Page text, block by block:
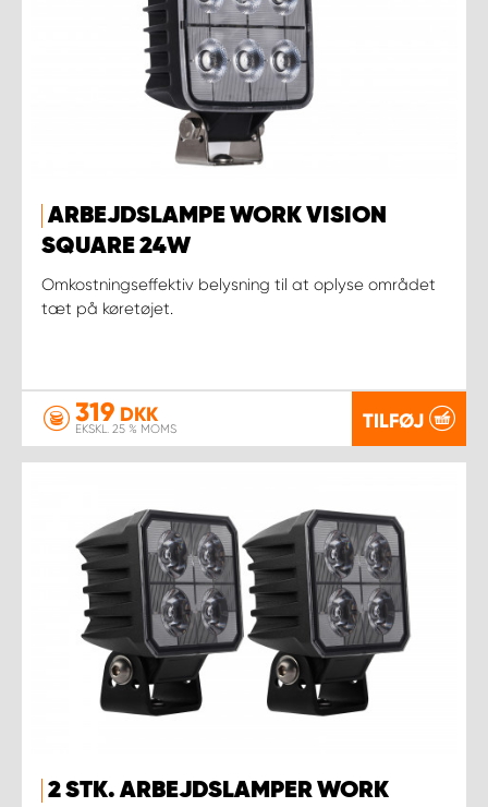
ARBEJDSLAMPE WORK VISION
SQUARE 24W
Omkostningseffektiv belysning til at oplyse området
tæt på køretøjet.
319 DKK
EKSKL. 25 % MOMS TILFØJ
2 STK. ARBEJDSLAMPER WORK